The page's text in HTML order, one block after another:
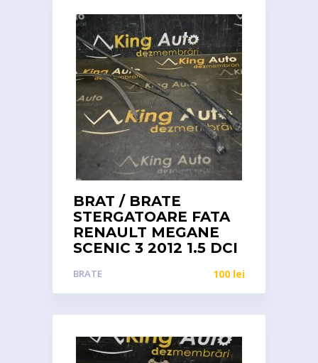
BRAT / BRATE
STERGATOARE FATA
RENAULT MEGANE
SCENIC 3 2012 1.5 DCI
BRATE 100 lei